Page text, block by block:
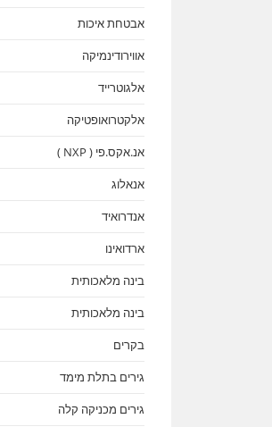
אבטחת איכות
אווירודינמיקה
אלגוטרייד
אלקטרואופטיקה
אנ.אקס.פי ( NXP )
אנאלוג
אנדרואיד
ארדואינו
בינה מלאכותית
בינה מלאכותית
בקרים
גירים בתלת מימד
גירים מכניקה קלה